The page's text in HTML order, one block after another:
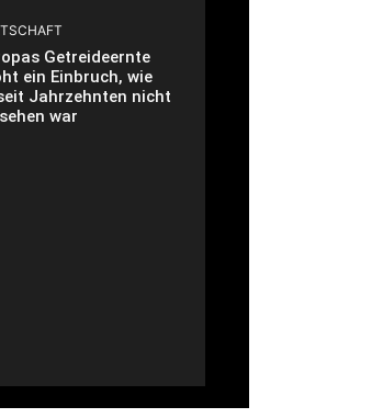
Getreideernte
ein Einbruch, wie
Jahrzehnten nicht
war